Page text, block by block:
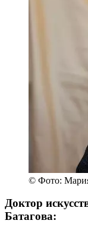
© Фото:
Доктор
Батагова: